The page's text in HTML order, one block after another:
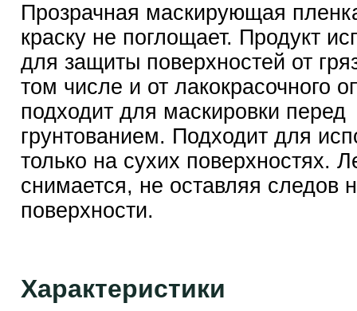
Прозрачная маскирующая
краску не поглощает. Продукт
для защиты поверхностей от
том числе и от лакокрасочного
подходит для маскировки перед
грунтованием. Подходит для
только на сухих поверхностях.
снимается, не оставляя следов
поверхности.
Характеристики